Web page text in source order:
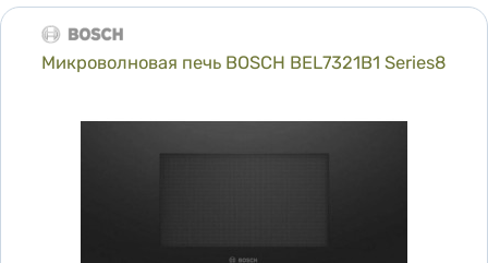
Микроволновая печь BOSCH BEL7321B1 Series8